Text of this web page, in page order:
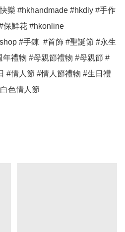
樂 #hkhandmade #hkdiy #手作
保鮮花 #hkonline
#手錬  #首飾 #聖誕節 #永生
禮物 #母親節禮物 #母親節 #
#情人節 #情人節禮物 #生日禮
色情人節